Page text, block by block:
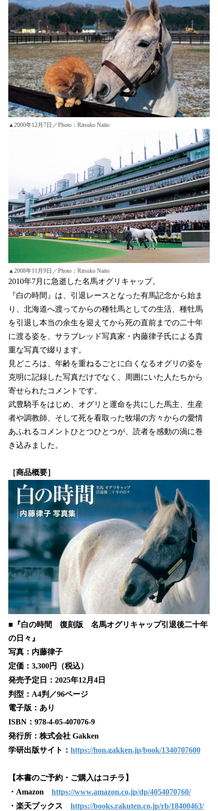
▲2000年12月7日／Photo：Ritsuko Naito
▲2008年11月9日／Photo：Ritsuko Naito
2010年7月に急逝した名馬オグリキャップ。
『白の時間』は、引退レースとなった有馬記念から始ま
り、北海道へ渡ってからの種牡馬としての生活、種牡馬
を引退し本当の余生を迎えてから死の直前までの二十年
に渡る姿を、サラブレッド写真家・内藤律子氏による貴
重な写真で綴ります。
見どころは、年齢を重ねるごとに白くなるオグリの姿を
克明に記録した写真だけでなく、周囲にいた人たちから
寄せられたコメントです。
武豊騎手をはじめ、オグリと運命を共にした馬主、生産
者や調教師、そして死を看取った牧場の方々からの愛情
あふれるコメントひとつひとつが、読者を感動の渦に巻
き込みました。
［商品概要］
■『白の時間 復刻版 名馬オグリキャップ引退後二十年
の日々』
写真：内藤律子
定価：3,300円（税込）
発売予定日：2025年12月4日
判型：A4判／96ページ
電子版：あり
ISBN：978-4-05-407076-9
発行所：株式会社 Gakken
学研出版サイト： https://hon.gakken.jp/book/1340707600
【本書のご予約・ご購入はコチラ】
・Amazon https://www.amazon.co.jp/dp/4054070760/
・楽天ブックス https://books.rakuten.co.jp/rb/18400463/